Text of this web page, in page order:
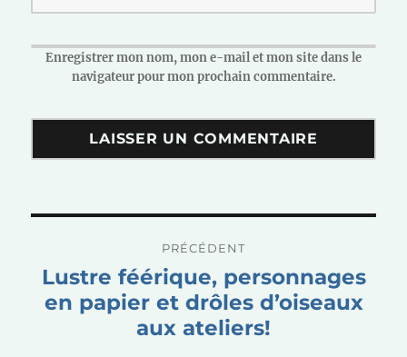
Enregistrer mon nom, mon e-mail et mon site dans le
navigateur pour mon prochain commentaire.
l’article
PRÉCÉDENT
Publication
Lustre féérique, personnages
en papier et drôles d’oiseaux
aux ateliers!